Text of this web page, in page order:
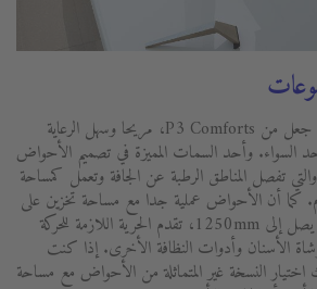
التغير الناعم بفكر في الصيني جعل من P3 Comforts، مريحا وسهل الرعاية
السواء. وأحد السمات المميزة في تصميم الأحواض
تفصل المناطق الرطبة عن الجافة وتعمل كمساحة
كما أن الأحواض عملية جدا مع مساحة تخزين على
كلا الجانبين، وبعرض كلي يصل إلى 1250mm، تقدم الحرية اللازمة للحركة
الأسنان وأدوات النظافة الأخرى. إذا كنت
النسخة غير المتماثلة من الأحواض مع مساحة